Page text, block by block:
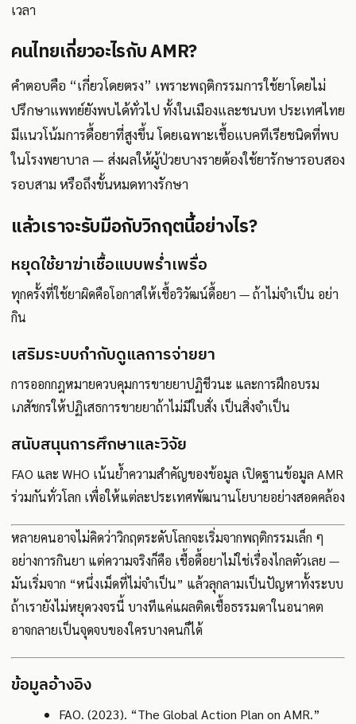
เวลา
คนไทยเกี่ยวอะไรกับ AMR?
คำตอบคือ “เกี่ยวโดยตรง” เพราะพฤติกรรมการใช้ยาโดยไม่
ปรึกษาแพทย์ยังพบได้ทั่วไป ทั้งในเมืองและชนบท ประเทศไทย
มีแนวโน้มการดื้อยาที่สูงขึ้น โดยเฉพาะเชื้อแบคทีเรียชนิดที่พบ
ในโรงพยาบาล — ส่งผลให้ผู้ป่วยบางรายต้องใช้ยารักษารอบสอง
รอบสาม หรือถึงขั้นหมดทางรักษา
แล้วเราจะรับมือกับวิกฤตนี้อย่างไร?
หยุดใช้ยาฆ่าเชื้อแบบพร่ำเพรื่อ
ทุกครั้งที่ใช้ยาผิดคือโอกาสให้เชื้อวิวัฒน์ดื้อยา — ถ้าไม่จำเป็น อย่า
กิน
เสริมระบบกำกับดูแลการจ่ายยา
การออกกฎหมายควบคุมการขายยาปฏิชีวนะ และการฝึกอบรม
เภสัชกรให้ปฏิเสธการขายยาถ้าไม่มีใบสั่ง เป็นสิ่งจำเป็น
สนับสนุนการศึกษาและวิจัย
FAO และ WHO เน้นย้ำความสำคัญของข้อมูล เปิดฐานข้อมูล AMR
ร่วมกันทั่วโลก เพื่อให้แต่ละประเทศพัฒนานโยบายอย่างสอดคล้อง
หลายคนอาจไม่คิดว่าวิกฤตระดับโลกจะเริ่มจากพฤติกรรมเล็ก ๆ
อย่างการกินยา แต่ความจริงก็คือ เชื้อดื้อยาไม่ใช่เรื่องไกลตัวเลย —
มันเริ่มจาก “หนึ่งเม็ดที่ไม่จำเป็น” แล้วลุกลามเป็นปัญหาทั้งระบบ
ถ้าเรายังไม่หยุดวงจรนี้ บางทีแค่แผลติดเชื้อธรรมดาในอนาคต
อาจกลายเป็นจุดจบของใครบางคนก็ได้
ข้อมูลอ้างอิง
FAO. (2023). “The Global Action Plan on AMR.”